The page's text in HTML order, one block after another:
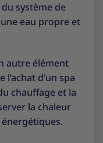
système de
eau propre et
autre élément
d’un spa
chauffage et la
la chaleur